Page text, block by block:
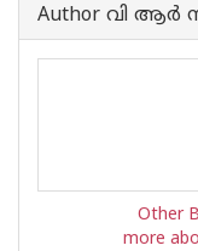
Author വി
Other
more